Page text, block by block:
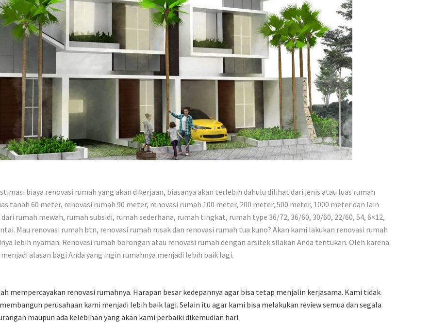
biaya renovasi rumah yang akan dikerjaan, biasanya akan terlebih dahulu dilihat dari jenis atau luas rumah
tanah 60 meter, renovasi rumah 90 meter, renovasi rumah 100 meter, 200 meter, 500 meter, 1000 meter dan lain
rumah mewah, rumah subsidi, rumah sederhana, rumah tingkat, rumah type 36/72, 36/60, 30/60, 22/60, 54, 6×12,
Mau renovasi rumah btn, renovasi rumah rusak dan renovasi rumah tua kuno? Akan kami lakukan renovasi rumah
lebih nyaman. Renovasi rumah borongan atau renovasi rumah dengan arsitek silakan Anda tentukan. Oleh karena
alasan bagi Anda yang ingin rumahnya menjadi lebih baik lagi.
mempercayakan renovasi rumahnya. Harapan besar kedepannya agar bisa tetap menjalin kerjasama. Kami tidak
perusahaan kami menjadi lebih baik lagi. Selain itu agar kami bisa melakukan review semua dan segala
maupun ada kelebihan yang akan kami perbaiki dikemudian hari.